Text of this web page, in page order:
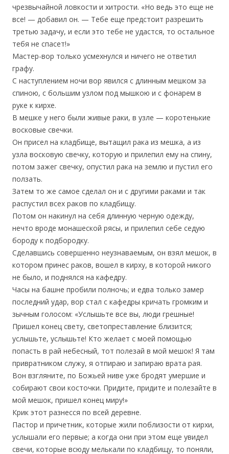
чрезвычайной ловкости и хитрости. «Но ведь это еще не
все! — добавил он. — Тебе еще предстоит разрешить
третью задачу, и если это тебе не удастся, то остальное
тебя не спасет!»
Мастер-вор только усмехнулся и ничего не ответил
графу.
С наступлением ночи вор явился с длинным мешком за
спиною, с большим узлом под мышкою и с фонарем в
руке к кирхе.
В мешке у него были живые раки, в узле — коротенькие
восковые свечки.
Он присел на кладбище, вытащил рака из мешка, а из
узла восковую свечку, которую и прилепил ему на спину,
потом зажег свечку, опустил рака на землю и пустил его
ползать.
Затем то же самое сделал он и с другими раками и так
распустил всех раков по кладбищу.
Потом он накинул на себя длинную черную одежду,
нечто вроде монашеской рясы, и прилепил себе седую
бороду к подбородку.
Сделавшись совершенно неузнаваемым, он взял мешок, в
котором принес раков, вошел в кирху, в которой никого
не было, и поднялся на кафедру.
Часы на башне пробили полночь; и едва только замер
последний удар, вор стал с кафедры кричать громким и
зычным голосом: «Услышьте все вы, люди грешные!
Пришел конец свету, светопреставление близится;
услышьте, услышьте! Кто желает с моей помощью
попасть в рай небесный, тот полезай в мой мешок! Я там
привратником служу, я отпираю и запираю врата рая.
Вон взгляните, по Божьей ниве уже бродят умершие и
собирают свои косточки. Придите, придите и полезайте в
мой мешок, пришел конец миру!»
Крик этот разнесся по всей деревне.
Пастор и причетник, которые жили поблизости от кирхи,
услышали его первые; а когда они при этом еще увидел
свечи, которые всюду мелькали по кладбищу, то поняли,